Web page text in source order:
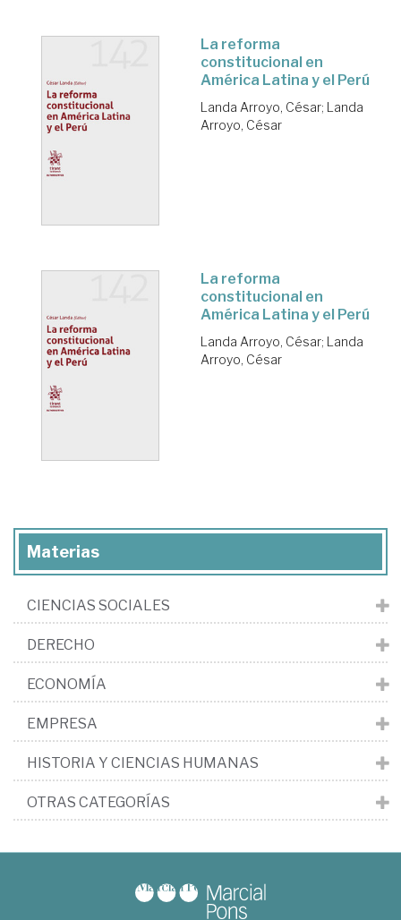
La reforma
constitucional en
América Latina y el Perú
Landa Arroyo, César; Landa
Arroyo, César
La reforma
constitucional en
América Latina y el Perú
Landa Arroyo, César; Landa
Arroyo, César
Materias
CIENCIAS SOCIALES
DERECHO
ECONOMÍA
EMPRESA
HISTORIA Y CIENCIAS HUMANAS
OTRAS CATEGORÍAS